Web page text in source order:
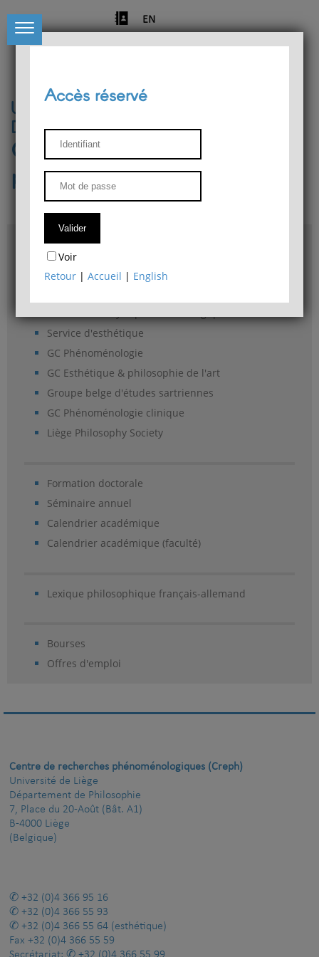
EN
Université de Liège
Département de philosophie
Centre de recherches
phénoménologiques
Accès & plans
Bibliothèque du Département de philosophie
Service d'esthétique
GC Phénoménologie
GC Esthétique & philosophie de l'art
Groupe belge d'études sartriennes
GC Phénoménologie clinique
Liège Philosophy Society
Formation doctorale
Séminaire annuel
Calendrier académique
Calendrier académique (faculté)
Lexique philosophique français-allemand
Bourses
Offres d'emploi
Accès réservé
Voir
Retour |Accueil | English
Centre de recherches phénoménologiques (Creph)
Université de Liège
Département de Philosophie
7, Place du 20-Août (Bât. A1)
B-4000 Liège
(Belgique)
+32 (0)4 366 95 16
+32 (0)4 366 55 93
+32 (0)4 366 55 64 (esthétique)
Fax +32 (0)4 366 55 59